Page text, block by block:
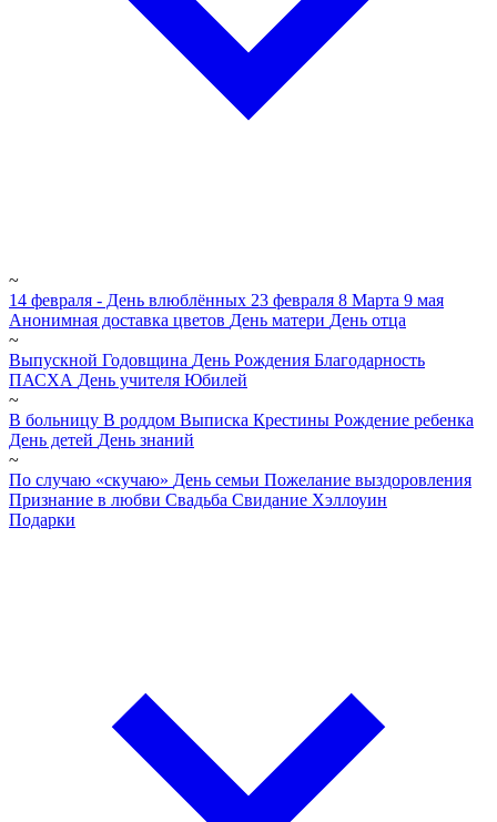
~
14 февраля - День влюблённых 23 февраля 8 Марта 9 мая
Анонимная доставка цветов День матери День отца
~
Выпускной Годовщина День Рождения Благодарность
ПАСХА День учителя Юбилей
~
В больницу В роддом Выписка Крестины Рождение ребенка
День детей День знаний
~
По случаю «скучаю» День семьи Пожелание выздоровления
Признание в любви Свадьба Свидание Хэллоуин
Подарки